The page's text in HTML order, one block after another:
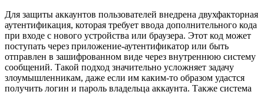
Для защиты аккаунтов пользователей внедрена двухфакторная
аутентификация, которая требует ввода дополнительного кода
при входе с нового устройства или браузера. Этот код может
поступать через приложение-аутентификатор или быть
отправлен в зашифрованном виде через внутреннюю систему
сообщений. Такой подход значительно усложняет задачу
злоумышленникам, даже если им каким-то образом удастся
получить логин и пароль владельца аккаунта. Также система